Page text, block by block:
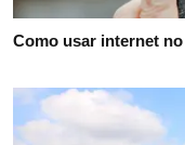
Como usar internet